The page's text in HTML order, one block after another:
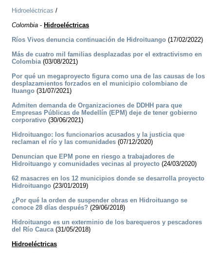
Hidroeléctricas /
Colombia - Hidroeléctricas
Ríos Vivos denuncia continuación de Hidroituango (17/02/2022)
Más de cuatro mil familias desplazadas por el extractivismo en
Colombia(03/08/2021)
Por qué un megaproyecto figura como una de las causas de los
desplazamientos forzados en el municipio colombiano de
Ituango (31/07/2021)
Admiten demanda de Organizaciones de DDHH para que
Empresas Públicas de Medellín (EPM) deje de tener gobierno
corporativo (30/06/2021)
Hidroituango: los funcionarios acusados y la justicia que
reclaman el río y las comunidades (07/12/2020)
Denuncian que EPM pone en riesgo a trabajadores de
Hidroituango y comunidades vecinas al proyecto (24/03/2020)
62 masacres en los 12 municipios donde se desarrolla proyecto
Hidroituango (23/01/2019)
¿Por qué la orden de suspender obras en Hidroituango se
conoce 28 días después? (29/06/2018)
Hidroituango es un exterminio de los barequeros y pescadores
del Río Cauca(31/05/2018)
Hidroeléctricas